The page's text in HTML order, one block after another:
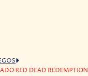
RED DEAD REDEMPTION